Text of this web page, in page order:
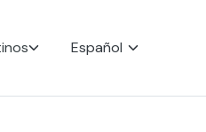
Español